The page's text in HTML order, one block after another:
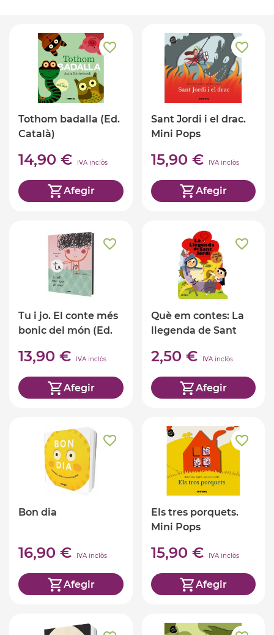
Tothom badalla (Ed.
Català)
14,90 € IVA inclòs
Afegir
Sant Jordi i el drac.
Mini Pops
15,90 € IVA inclòs
Afegir
Tu i jo. El conte més
bonic del món (Ed.
13,90 € IVA inclòs
Afegir
Què em contes: La
llegenda de Sant
2,50 € IVA inclòs
Afegir
Bon dia
16,90 € IVA inclòs
Afegir
Els tres porquets.
Mini Pops
15,90 € IVA inclòs
Afegir